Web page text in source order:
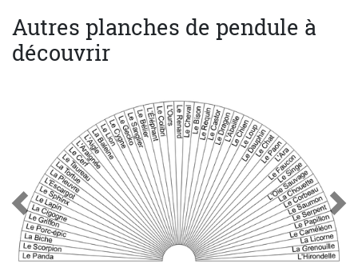
Autres planches de pendule à
découvrir